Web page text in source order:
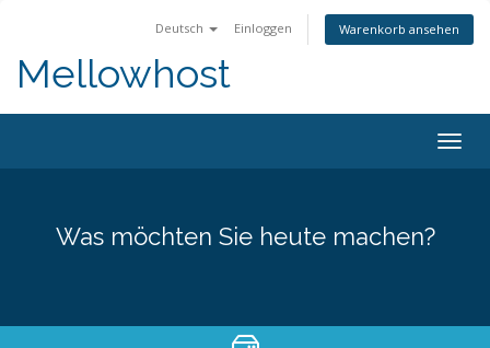
Deutsch Einloggen Warenkorb ansehen
Mellowhost
Was möchten Sie heute machen?